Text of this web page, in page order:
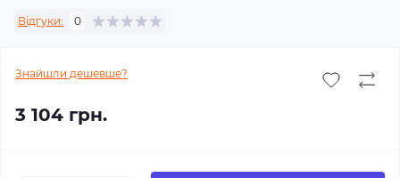
Відгуки: 0
Знайшли дешевше?
3 104 грн.